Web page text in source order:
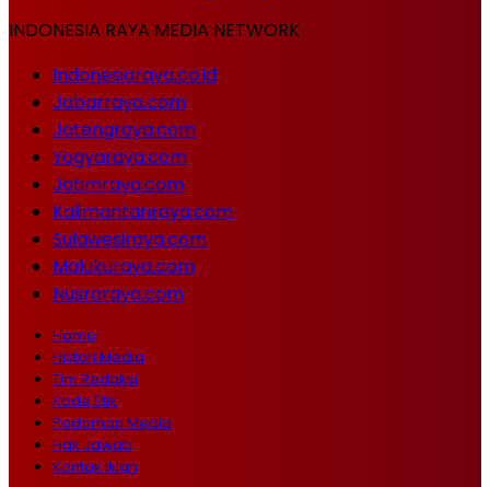
INDONESIA RAYA MEDIA NETWORK
Indonesiaraya.co.id
Jabarraya.com
Jatengraya.com
Yogyaraya.com
Jatimraya.com
Kalimantanraya.com
Sulawesiraya.com
Malukuraya.com
Nusraraya.com
Home
Histori Media
Tim Redaksi
Kode Etik
Pedoman Media
Hak Jawab
Kontak Iklan